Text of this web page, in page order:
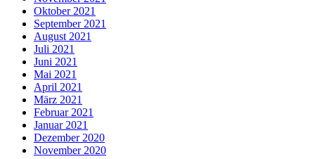
Oktober 2021
September 2021
August 2021
Juli 2021
Juni 2021
Mai 2021
April 2021
März 2021
Februar 2021
Januar 2021
Dezember 2020
November 2020